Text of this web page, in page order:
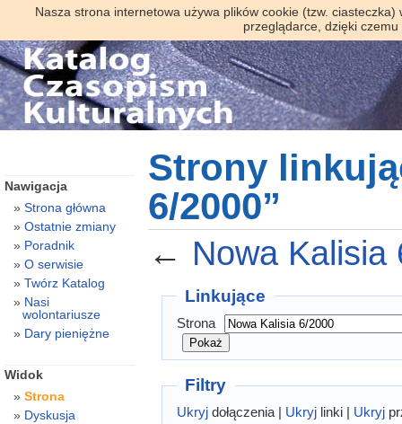
Nasza strona internetowa używa plików cookie (tzw.
przeglądarce, dzięki
Strony
6/2000”
← Nowa Kalisia
Linkujące
Strona
Filtry
Ukryjdołączenia | Ukryjlinki | Ukryj
Nawigacja
Strona główna
Ostatnie zmiany
Poradnik
O serwisie
Twórz Katalog
Nasi
wolontariusze
Dary pieniężne
Widok
Strona
Dyskusja